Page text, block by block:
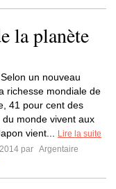
la planète
un nouveau
richesse mondiale de
41 pour cent des
du monde vivent aux
vient...
Lire la suite
par Argentaire